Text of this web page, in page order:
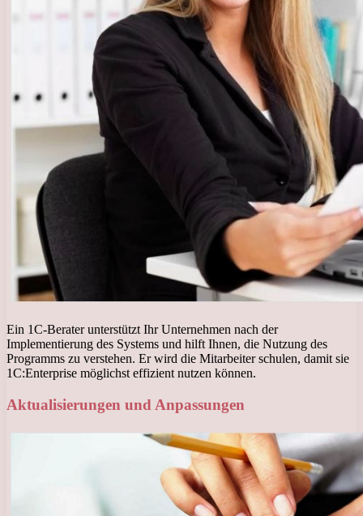
Ein 1C-Berater unterstützt Ihr Unternehmen nach der
Implementierung des Systems und hilft Ihnen, die Nutzung des
Programms zu verstehen. Er wird die Mitarbeiter schulen, damit sie
1C:Enterprise möglichst effizient nutzen können.
Aktualisierungen und Anpassungen